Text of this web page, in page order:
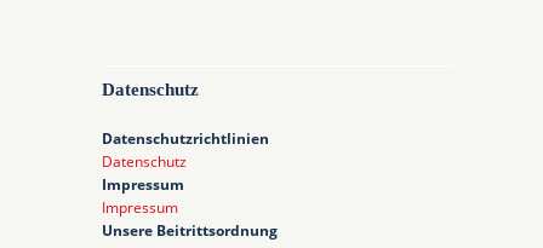
Datenschutz
Datenschutzrichtlinien
Datenschutz
Impressum
Impressum
Unsere Beitrittsordnung